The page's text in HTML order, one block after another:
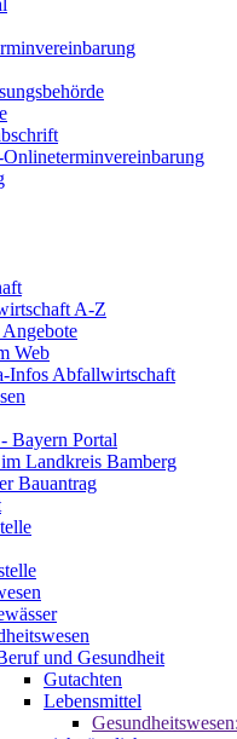
A-Z
Web
Infos Abfallwirtschaft
Bayern Portal
Landkreis Bamberg
Bauantrag
und Gesundheit
Gutachten
Lebensmittel